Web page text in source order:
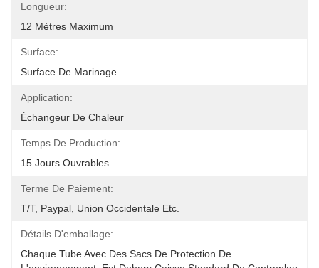
Longueur:
12 Mètres Maximum
Surface:
Surface De Marinage
Application:
Échangeur De Chaleur
Temps De Production:
15 Jours Ouvrables
Terme De Paiement:
T/T, Paypal, Union Occidentale Etc.
Détails D'emballage:
Chaque Tube Avec Des Sacs De Protection De